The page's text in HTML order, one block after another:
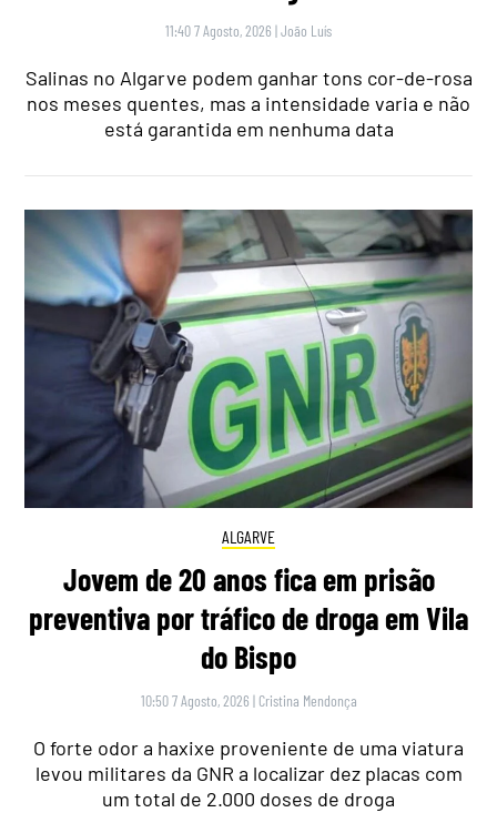
11:40 7 Agosto, 2026 |João Luís
Salinas no Algarve podem ganhar tons cor-de-rosa
nos meses quentes, mas a intensidade varia e não
está garantida em nenhuma data
ALGARVE
Jovem de 20 anos fica em prisão
preventiva por tráfico de droga em Vila
do Bispo
10:50 7 Agosto, 2026 | Cristina Mendonça
O forte odor a haxixe proveniente de uma viatura
levou militares da GNR a localizar dez placas com
um total de 2.000 doses de droga